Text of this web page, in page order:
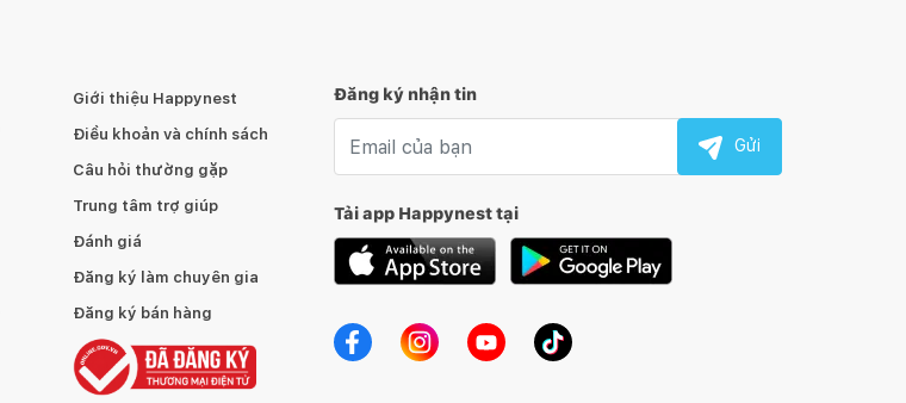
Giới thiệu Happynest
Điều khoản và chính sách
Câu hỏi thường gặp
Trung tâm trợ giúp
Đánh giá
Đăng ký làm chuyên gia
Đăng ký bán hàng
Đăng ký nhận tin
Gửi
Tải app Happynest tại